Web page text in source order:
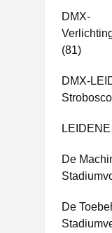
DMX-
(81)
DMX-
De
De